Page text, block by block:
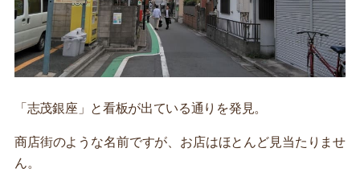
「志茂銀座」と看板が出ている通りを発見。
商店街のような名前ですが、お店はほとんど見当たりませ
ん。